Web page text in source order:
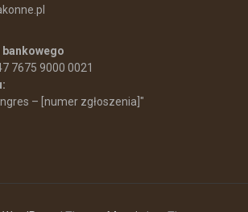
bankowego
7675 9000 0021
– [numer zgłoszenia]"